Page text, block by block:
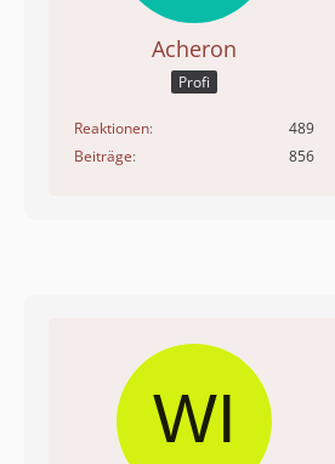
Acheron
Profi
Reaktionen
489
Beiträge
856